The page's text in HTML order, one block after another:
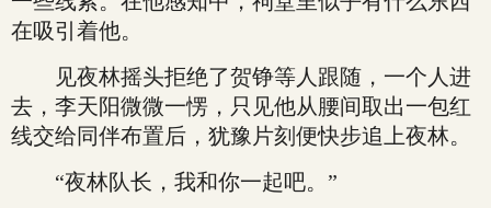
在吸引着他。
见夜林摇头拒绝了贺铮等人跟随，一个人进
去，李天阳微微一愣，只见他从腰间取出一包红
线交给同伴布置后，犹豫片刻便快步追上夜林。
“夜林队长，我和你一起吧。”